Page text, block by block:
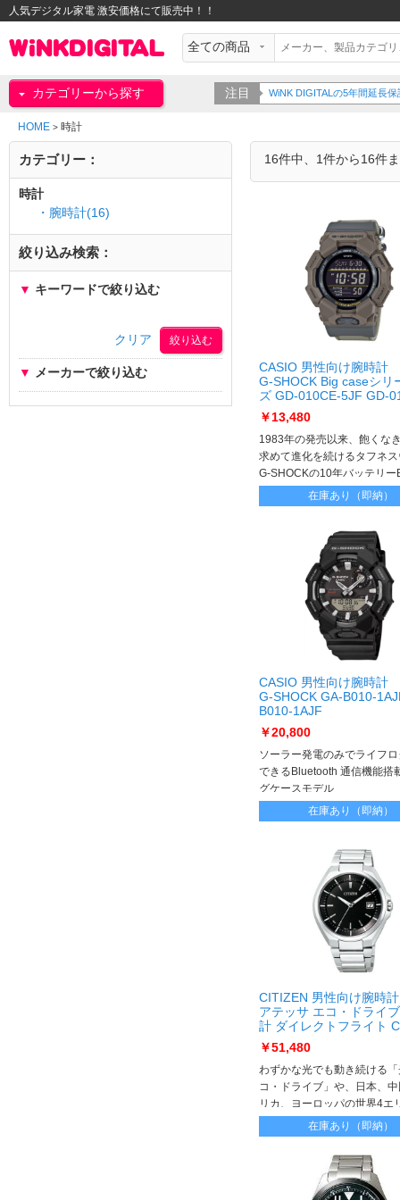
人気デジタル家電 激安価格にて販売中！！
カテゴリーから探す 注目 WiNK DIGITALの5年間延長
HOME > 時計
16件中、1件から16件
CASIO 男性向け腕時計
G-SHOCK Big caseシリ
ズ GD-010CE-5JF GD-
5JF
￥13,480
1983年の発売以来、飽くな
求めて進化を続けるタフネ
G-SHOCKの10年バッテリー
シリーズ 自然志向のライフ
を彩るモデル
在庫あり（即納）
CASIO 男性向け腕時計
G-SHOCK GA-B010-
B010-1AJF
￥20,800
ソーラー発電のみでライフ
できるBluetooth 通信機能搭
グケースモデル
在庫あり（即納）
CITIZEN 男性向け腕時計
アテッサ エコ・ドライ
計 ダイレクトフライト
57E CB3010-57E
￥51,480
わずかな光でも動き続ける
コ・ドライブ」や、日本、
リカ、ヨーロッパの世界4エ
波送信所から送信される標
信に対応している「電波時
ドタイム)」など、過酷な環
うるハイスペックな機能を
在庫あり（即納）
カテゴリー：
時計
・腕時計(16)
絞り込み検索：
▼ キーワードで絞り込む
クリア
▼ メーカーで絞り込む